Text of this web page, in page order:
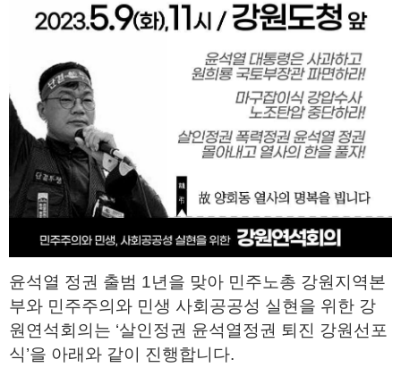
윤석열 정권 출범 1년을 맞아 민주노총 강원지역본
부와 민주주의와 민생 사회공공성 실현을 위한 강
원연석회의는 ‘살인정권 윤석열정권 퇴진 강원선포
식’을 아래와 같이 진행합니다.